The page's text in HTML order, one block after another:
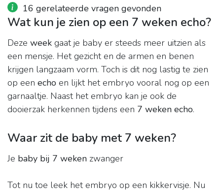
16 gerelateerde vragen gevonden
Wat kun je zien op een 7 weken echo?
Deze week gaat je baby er steeds meer uitzien als
een mensje. Het gezicht en de armen en benen
krijgen langzaam vorm. Toch is dit nog lastig te zien
op een echo en lijkt het embryo vooral nog op een
garnaaltje. Naast het embryo kan je ook de
dooierzak herkennen tijdens een 7 weken echo.
Waar zit de baby met 7 weken?
Je baby bij 7 weken zwanger
Tot nu toe leek het embryo op een kikkervisje. Nu